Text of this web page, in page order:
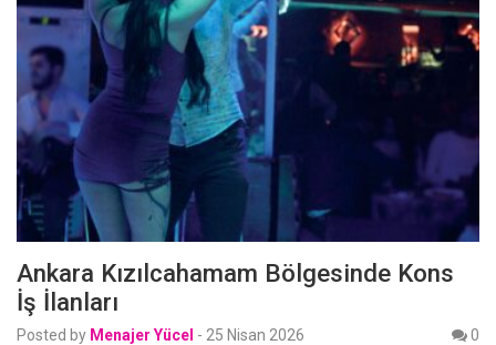
Ankara Kızılcahamam Bölgesinde Kons
İş İlanları
Posted by Menajer Yücel - 25 Nisan 2026
0